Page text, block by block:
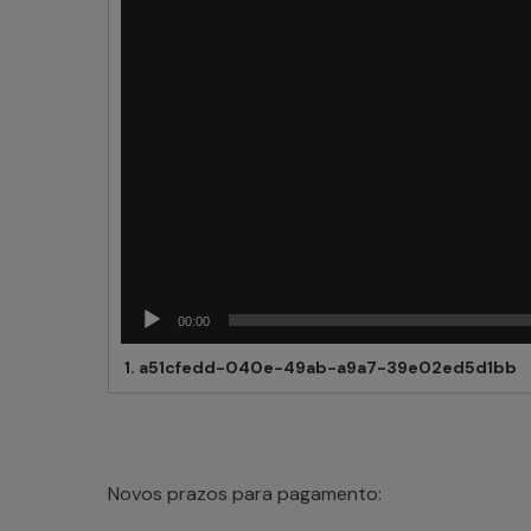
00:00
1. a51cfedd-040e-49ab-a9a7-39e02ed5d1bb
Novos prazos para pagamento: